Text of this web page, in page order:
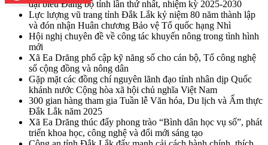
đại biểu Đảng bộ tỉnh lần thứ nhất, nhiệm kỳ 2025-2030
Lực lượng vũ trang tỉnh Đắk Lắk kỷ niệm 80 năm thành lập
và đón nhận Huân chương Bảo vệ Tổ quốc hạng Nhì
Hội nghị chuyên đề về công tác khuyến nông trong tình hình
mới
Xã Ea Drăng phổ cập kỹ năng số cho cán bộ, Tổ công nghệ
số cộng đồng và nông dân
Gặp mặt các đồng chí nguyên lãnh đạo tỉnh nhân dịp Quốc
khánh nước Cộng hòa xã hội chủ nghĩa Việt Nam
300 gian hàng tham gia Tuần lễ Văn hóa, Du lịch và Ẩm thực
Đắk Lắk năm 2025
Xã Ea Drăng thúc đẩy phong trào “Bình dân học vụ số”, phát
triển khoa học, công nghệ và đổi mới sáng tạo